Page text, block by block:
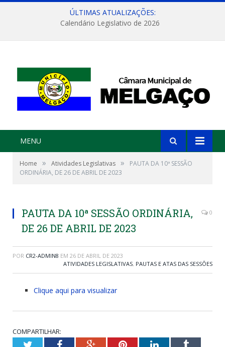
ÚLTIMAS ATUALIZAÇÕES:
Calendário Legislativo de 2026
MENU
Home » Atividades Legislativas »
PAUTA DA 10ª SESSÃO
ORDINÁRIA, DE 26 DE ABRIL DE 2023
PAUTA DA 10ª SESSÃO ORDINÁRIA,
DE 26 DE ABRIL DE 2023
0
POR CR2-ADMIN8 EM 26 DE ABRIL DE 2023
ATIVIDADES LEGISLATIVAS, PAUTAS E ATAS DAS SESSÕES
Clique aqui para visualizar
COMPARTILHAR:
TwitterFacebookGoogle+PinterestLinkedInTumblr